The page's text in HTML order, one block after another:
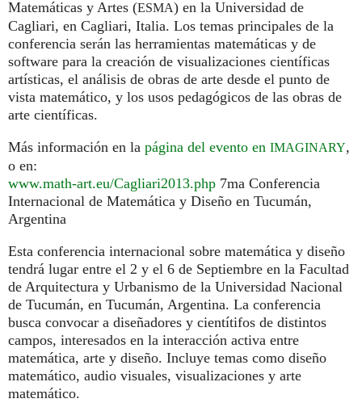
Matemáticas y Artes (ESMA) en la Universidad de
Cagliari, en Cagliari, Italia. Los temas principales de la
conferencia serán las herramientas matemáticas y de
software para la creación de visualizaciones científicas
artísticas, el análisis de obras de arte desde el punto de
vista matemático, y los usos pedagógicos de las obras de
arte científicas.
Más información en la página del evento en IMAGINARY,
o en:
www.math-art.eu/Cagliari2013.php 7ma Conferencia
Internacional de Matemática y Diseño en Tucumán,
Argentina
Esta conferencia internacional sobre matemática y diseño
tendrá lugar entre el 2 y el 6 de Septiembre en la Facultad
de Arquitectura y Urbanismo de la Universidad Nacional
de Tucumán, en Tucumán, Argentina. La conferencia
busca convocar a diseñadores y cientítifos de distintos
campos, interesados en la interacción activa entre
matemática, arte y diseño. Incluye temas como diseño
matemático, audio visuales, visualizaciones y arte
matemático.